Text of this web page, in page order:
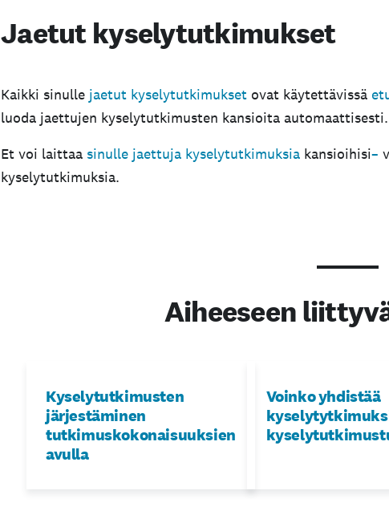
Jaetut kyselytutkimukset
Kaikki sinulle jaetut kyselytutkimukset ovat käytettävissä
luoda jaettujen kyselytutkimusten kansioita automaattisesti.
Et voi laittaa sinulle jaettuja kyselytutkimuksia kansioihisi–
kyselytutkimuksia.
Aiheeseen
Kyselytutkimusten
järjestäminen
tutkimuskokonaisuuksien
avulla
Voinko yhdistää